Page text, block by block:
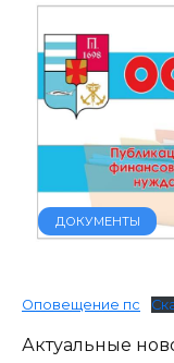
ДОКУМЕНТЫ
Оповещение пс
Актуальные